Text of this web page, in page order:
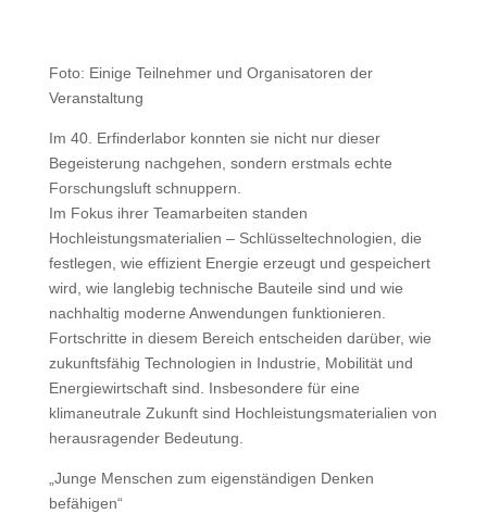
Foto: Einige Teilnehmer und Organisatoren der
Veranstaltung
Im 40. Erfinderlabor konnten sie nicht nur dieser
Begeisterung nachgehen, sondern erstmals echte
Forschungsluft schnuppern.
Im Fokus ihrer Teamarbeiten standen
Hochleistungsmaterialien – Schlüsseltechnologien, die
festlegen, wie effizient Energie erzeugt und gespeichert
wird, wie langlebig technische Bauteile sind und wie
nachhaltig moderne Anwendungen funktionieren.
Fortschritte in diesem Bereich entscheiden darüber, wie
zukunftsfähig Technologien in Industrie, Mobilität und
Energiewirtschaft sind. Insbesondere für eine
klimaneutrale Zukunft sind Hochleistungsmaterialien von
herausragender Bedeutung.
„Junge Menschen zum eigenständigen Denken
befähigen“